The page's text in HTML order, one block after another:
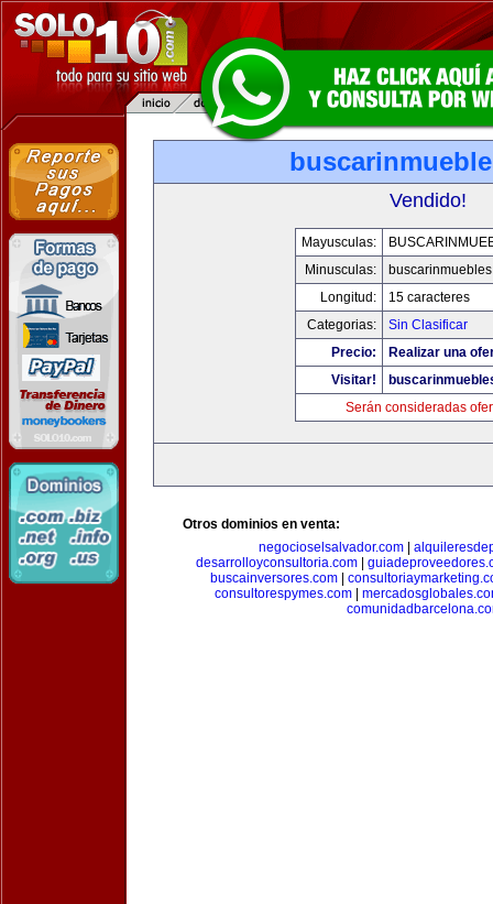
Vendido!
Mayusculas:
Minusculas:
Longitud:
15 caracteres
Categorias:
Sin Clasificar
Precio:
Realizar una
Visitar!
Serán consideradas
Otros dominios en venta:
negocioselsalvador.com|
desarrolloyconsultoria.com
buscainversores.com|
consultorespymes.com